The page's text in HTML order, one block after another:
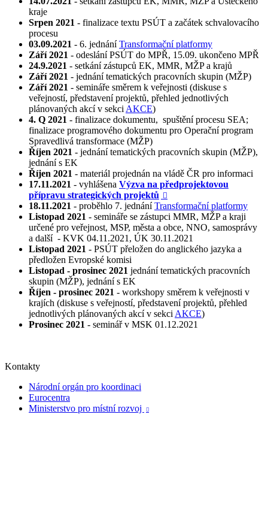
kraje
Srpen 2021 - finalizace textu PSÚT a začátek schvalovacího
procesu
03.09.2021 - 6. jednáníTransformační platformy
Září 2021 - odeslání PSÚT do MPŘ, 15.09. ukončeno MPŘ
24.9.2021 - setkání zástupců EK, MMR, MŽP a krajů
Září 2021 - jednání tematických pracovních skupin (MŽP)
Září 2021 - semináře směrem k veřejnosti (diskuse s
veřejností, představení projektů, přehled jednotlivých
plánovaných akcí v sekci AKCE)
4. Q 2021 - finalizace dokumentu, spuštění procesu SEA;
finalizace programového dokumentu pro Operační program
Spravedlivá transformace (MŽP)
Říjen 2021 - jednání tematických pracovních skupin (MŽP),
jednání s EK
Říjen 2021 - materiál projednán na vládě ČR pro informaci
17.11.2021 - vyhlášena Výzva na předprojektovou
přípravu strategických projektů 
18.11.2021 - proběhlo 7. jednáníTransformační platformy
Listopad 2021 - semináře se zástupci MMR, MŽP a kraji
určené pro veřejnost, MSP, města a obce, NNO, samosprávy
a další - KVK 04.11.2021, ÚK 30.11.2021
Listopad 2021 - PSÚT přeložen do anglického jazyka a
předložen Evropské komisi
Listopad - prosinec 2021 jednání tematických pracovních
skupin (MŽP), jednání s EK
Říjen - prosinec 2021 - workshopy směrem k veřejnosti v
krajích (diskuse s veřejností, představení projektů, přehled
jednotlivých plánovaných akcí v sekci AKCE)
Prosinec 2021 - seminář v MSK 01.12.2021
Kontakty
Národní orgán pro koordinaci
Eurocentra
Ministerstvo pro místní rozvoj
